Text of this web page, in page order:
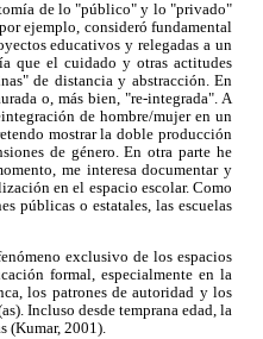
de lo "público" y lo "privado"
ejemplo, consideró fundamental
educativos y relegadas a un
que el cuidado y otras actitudes
de distancia y abstracción. En
o, más bien, "re-integrada". A
de hombre/mujer en un
mostrar la doble producción
de género. En otra parte he
me interesa documentar y
en el espacio escolar. Como
públicas o estatales, las escuelas
exclusivo de los espacios
formal, especialmente en la
los patrones de autoridad y los
Incluso desde temprana edad, la
(Kumar, 2001).